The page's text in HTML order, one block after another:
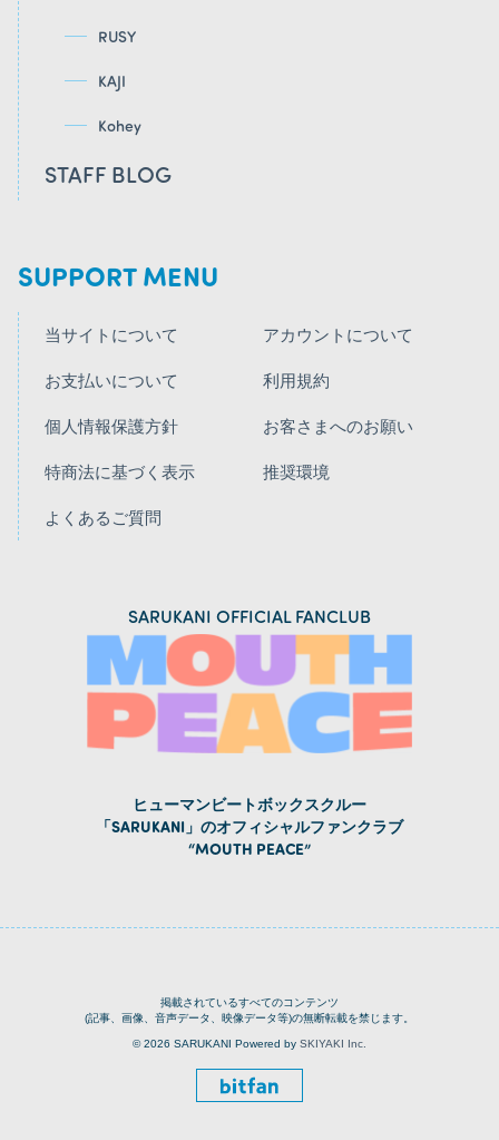
RUSY
KAJI
Kohey
STAFF BLOG
SUPPORT MENU
当サイトについて アカウントについて
お支払いについて 利用規約
個人情報保護方針 お客さまへのお願い
特商法に基づく表示 推奨環境
よくあるご質問
SARUKANI OFFICIAL FANCLUB
ヒューマンビートボックスクルー
「SARUKANI」のオフィシャルファンクラブ
“MOUTH PEACE”
掲載されているすべてのコンテンツ
(記事、画像、音声データ、映像データ等)の無断転載を禁じます。
© 2026 SARUKANI Powered by SKIYAKI Inc.